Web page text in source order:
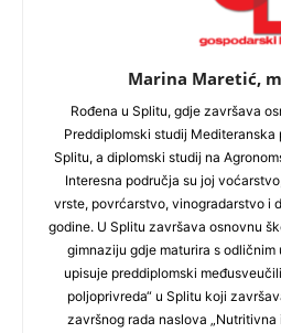
Marina Maretić,
Rođena u Splitu, gdje završava
Preddiplomski studij
Splitu, a diplomski studij na
Interesna područja su joj
vrste, povrćarstvo, vinogradarstvo i
godine. U Splitu završava osnovnu
gimnaziju gdje maturira s
upisuje preddiplomski
poljoprivreda“ u Splitu koji
završnog rada naslova